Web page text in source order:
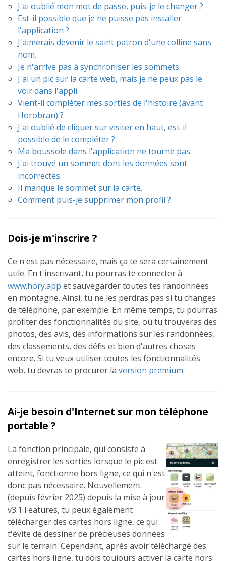
J'ai oublié mon mot de passe, puis-je le changer ?
Est-il possible que je ne puisse pas installer
l'application ?
J'aimerais devenir le saint patron d'une colline sans
nom.
Je n'arrive pas à synchroniser les sommets.
J'ai un pic sur la carte web, mais je ne peux pas le
voir dans l'appli.
Vient-il compléter mes sorties de l'histoire (avant
Horobran) ?
J'ai oublié de cliquer sur visiter en haut, est-il
possible de le compléter ?
Ma boussole dans l'application ne tourne pas.
J'ai trouvé un sommet dont les données sont
incorrectes.
Il manque le sommet sur la carte.
Comment puis-je supprimer mon profil ?
Dois-je m'inscrire ?
Ce n'est pas nécessaire, mais ça te sera certainement
utile. En t'inscrivant, tu pourras te connecter à
www.hory.app et sauvegarder toutes tes randonnées
en montagne. Ainsi, tu ne les perdras pas si tu changes
de téléphone, par exemple. En même temps, tu pourras
profiter des fonctionnalités du site, où tu trouveras des
photos, des avis, des informations sur les randonnées,
des classements, des défis et bien d'autres choses
encore. Si tu veux utiliser toutes les fonctionnalités
web, tu devras te procurer la version premium.
Ai-je besoin d'Internet sur mon téléphone
portable ?
La fonction principale, qui consiste à
enregistrer les sorties lorsque le pic est
atteint, fonctionne hors ligne, ce qui n'est
donc pas nécessaire. Nouvellement
(depuis février 2025) depuis la mise à jour
v3.1 Features, tu peux également
télécharger des cartes hors ligne, ce qui
t'évite de dessiner de précieuses données
sur le terrain. Cependant, après avoir téléchargé des
cartes hors ligne, tu dois toujours activer la carte hors